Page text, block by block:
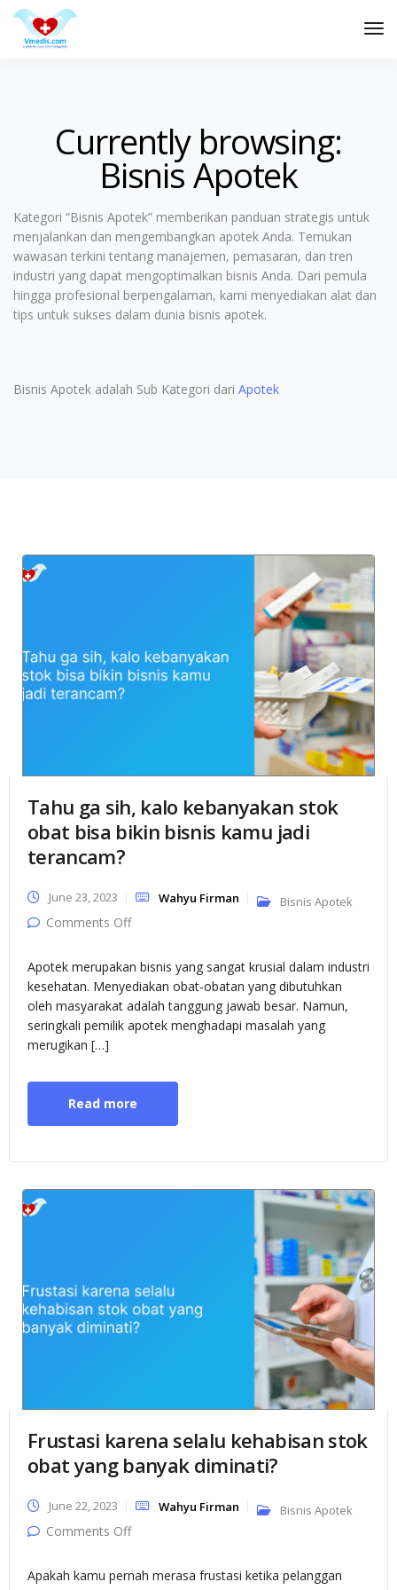
Currently browsing:
Bisnis Apotek
Kategori “Bisnis Apotek” memberikan panduan strategis untuk
menjalankan dan mengembangkan apotek Anda. Temukan
wawasan terkini tentang manajemen, pemasaran, dan tren
industri yang dapat mengoptimalkan bisnis Anda. Dari pemula
hingga profesional berpengalaman, kami menyediakan alat dan
tips untuk sukses dalam dunia bisnis apotek.
Bisnis Apotek adalah Sub Kategori dari Apotek
Tahu ga sih, kalo kebanyakan stok
obat bisa bikin bisnis kamu jadi
terancam?
June 23, 2023 Wahyu Firman Bisnis Apotek
Comments Offon Tahu ga sih, kalo kebanyakan stok obat
Apotek merupakan bisnis yang sangat krusial dalam industri
kesehatan. Menyediakan obat-obatan yang dibutuhkan
oleh masyarakat adalah tanggung jawab besar. Namun,
seringkali pemilik apotek menghadapi masalah yang
merugikan […]
Read more
Frustasi karena selalu kehabisan stok
obat yang banyak diminati?
June 22, 2023 Wahyu Firman Bisnis Apotek
Comments Offon Frustasi karena selalu kehabisan stok
Apakah kamu pernah merasa frustasi ketika pelanggan